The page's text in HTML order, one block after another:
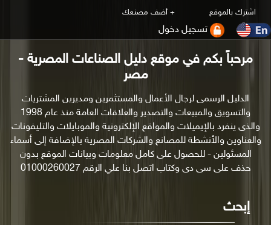
اشترك بالموقع
+ أضف مصنعك
تسجيل دخول
مرحباً بكم في موقع دليل الصناعات المصرية -
مصر
الدليل الرسمى لرجال الأعمال والمستثمرين ومديرين المشتريات
والتسويق والمبيعات والتصدير والعلاقات العامة منذ عام 1998
والذى ينفرد بالإيميلات والمواقع الإلكترونية والموبايلات والتليفونات
والعناوين والأنشطة للمصانع والشركات المصرية بالإضافة إلى أسماء
المسئولين - للحصول على كامل معلومات وبيانات الموقع بدون
حذف على سى دى وكتاب اتصل بنا علي الرقم 01000260027
إبحث